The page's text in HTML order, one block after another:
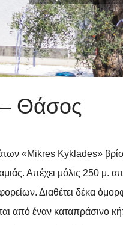
Θάσος
«Mikres Kyklades»
Απέχει μόλις 250 μ.
Διαθέτει δέκα
από έναν καταπράσινο